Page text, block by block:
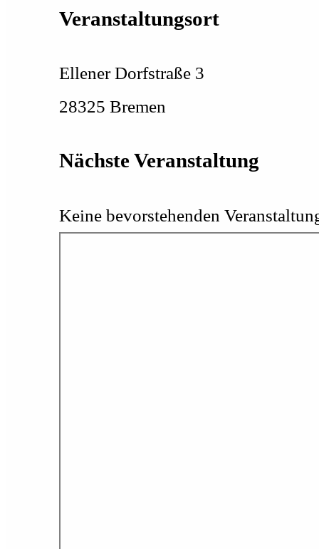
Veranstaltungsort
Ellener Dorfstraße 3
28325 Bremen
Nächste Veranstaltung
Keine bevorstehenden